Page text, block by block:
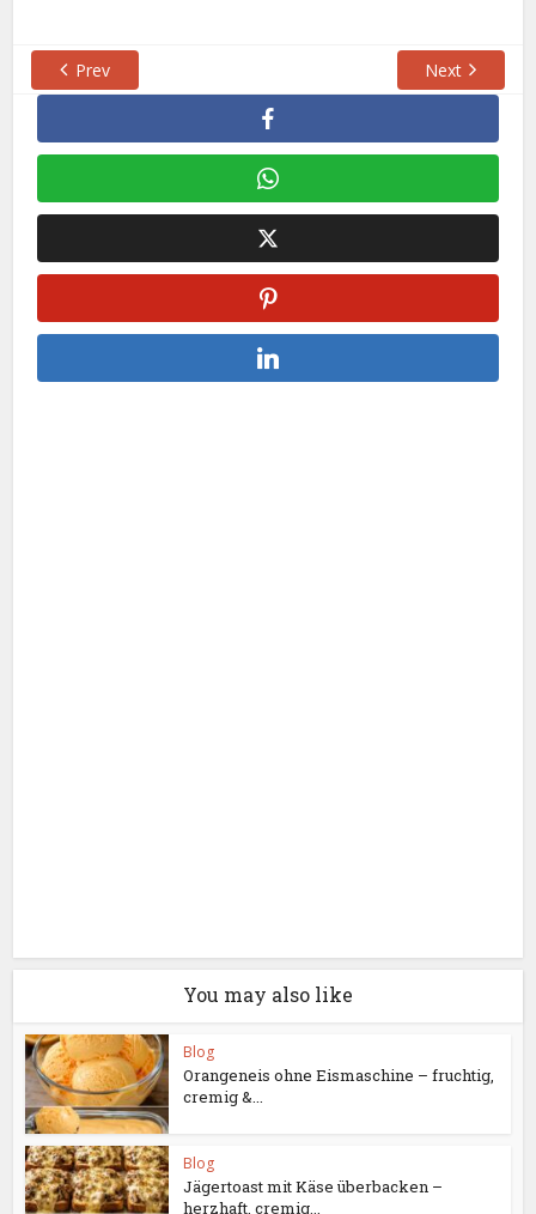
Prev Next
You may also like
Blog
Orangeneis ohne Eismaschine – fruchtig,
cremig &...
Blog
Jägertoast mit Käse überbacken –
herzhaft, cremig...